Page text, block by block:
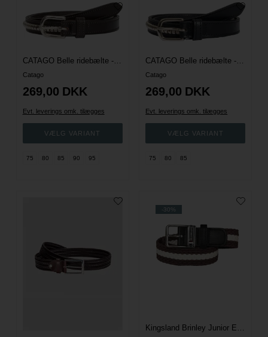
CATAGO Belle ridebælte - Brun
Catago
269,00 DKK
Evt. leverings omk. tilægges
75 80 85 90 95
CATAGO Belle ridebælte - Sort
Catago
269,00 DKK
Evt. leverings omk. tilægges
75 80 85
-30%